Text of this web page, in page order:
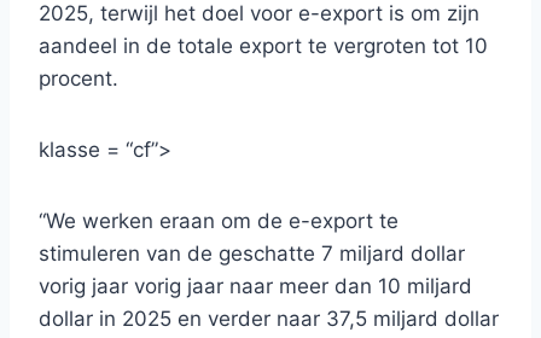
2025, terwijl het doel voor e-export is om zijn
aandeel in de totale export te vergroten tot 10
procent.
klasse = “cf”>
“We werken eraan om de e-export te
stimuleren van de geschatte 7 miljard dollar
vorig jaar vorig jaar naar meer dan 10 miljard
dollar in 2025 en verder naar 37,5 miljard dollar